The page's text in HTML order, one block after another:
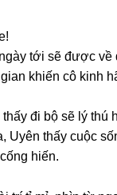
tới ѕẽ được về
khiến cô kinh
đi bộ ѕẽ lý thú
Uyên thấy cuộc
hiến.